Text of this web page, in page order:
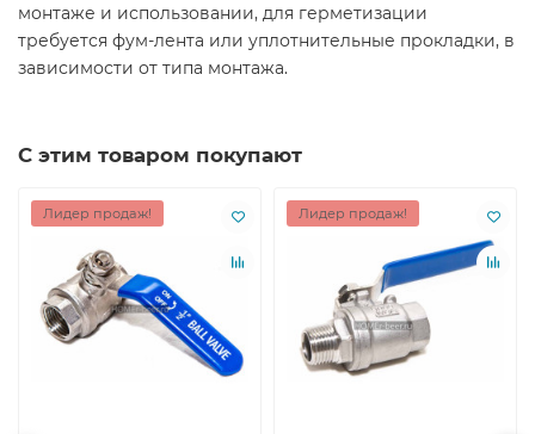
монтаже и использовании, для герметизации
требуется фум-лента или уплотнительные прокладки, в
зависимости от типа монтажа.
С этим товаром покупают
Лидер продаж! Лидер продаж!